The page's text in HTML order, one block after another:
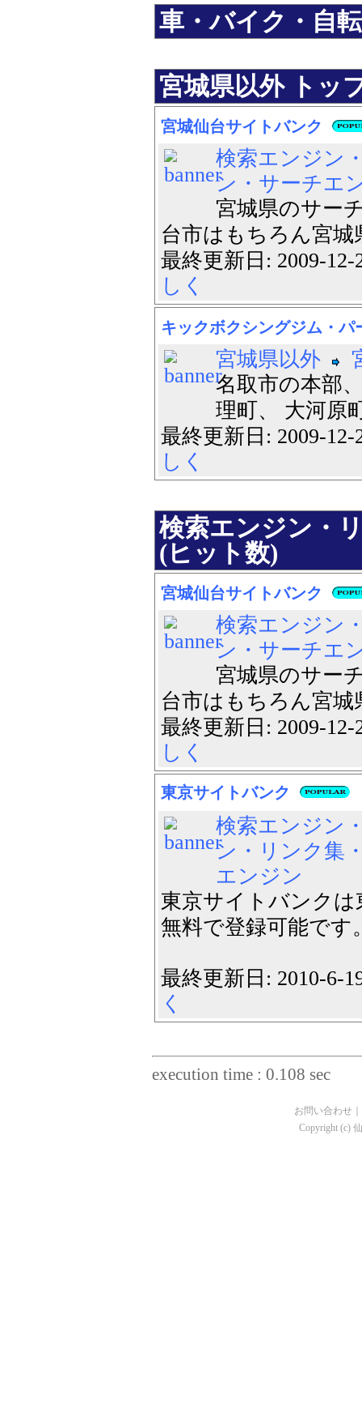
車・バイク・自
宮城県以外 トッ
宮城仙台サイトバンク
検索エンジン
ン・サーチエ
宮城県のサー
台市はもちろん宮
最終更新日: 2009-
しく
キックボクシングジム・パ
宮城県以外
名取市の本部
理町、 大河原
最終更新日: 2009-
しく
検索エンジン・
(ヒット数)
宮城仙台サイトバンク
検索エンジン
ン・サーチエ
宮城県のサー
台市はもちろん宮
最終更新日: 2009-
しく
東京サイトバンク
検索エンジン
ン・リンク集
エンジン
東京サイトバンク
無料で登録可能です
最終更新日: 2010-
く
execution time : 0.108 sec
お問い合わせ
Copyright (c)